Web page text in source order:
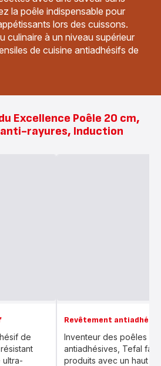
la poêle indispensable pour
lors des cuissons.
culinaire à un niveau supérieur
de cuisine antiadhésifs de
Excellence Poêle 20 cm,
rayures, Induction
de
ultra-
Revêtement antiadhésif
Inventeur des poêles
antiadhésives, Tefal
produits avec un haut